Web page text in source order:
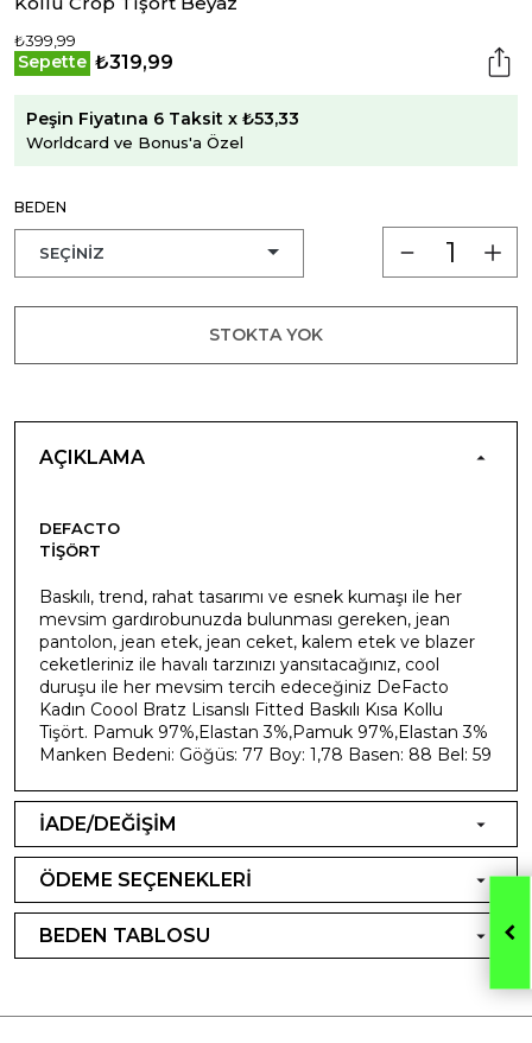
₺399,99
Sepette ₺319,99
Peşin Fiyatına 6 Taksit x ₺53,33
Worldcard ve Bonus'a Özel
BEDEN
STOKTA YOK
AÇIKLAMA
DEFACTO
TIŞÖRT
Baskılı, trend, rahat tasarımı ve esnek kumaşı ile her
mevsim gardırobunuzda bulunması gereken, jean
pantolon, jean etek, jean ceket, kalem etek ve blazer
ceketleriniz ile havalı tarzınızı yansıtacağınız, cool
duruşu ile her mevsim tercih edeceğiniz DeFacto
Kadın Coool Bratz Lisanslı Fitted Baskılı Kısa Kollu
Tişört. Pamuk 97%,Elastan 3%,Pamuk 97%,Elastan 3%
Manken Bedeni: Göğüs: 77 Boy: 1,78 Basen: 88 Bel: 59
İADE/DEĞİŞİM
ÖDEME SEÇENEKLERİ
BEDEN TABLOSU